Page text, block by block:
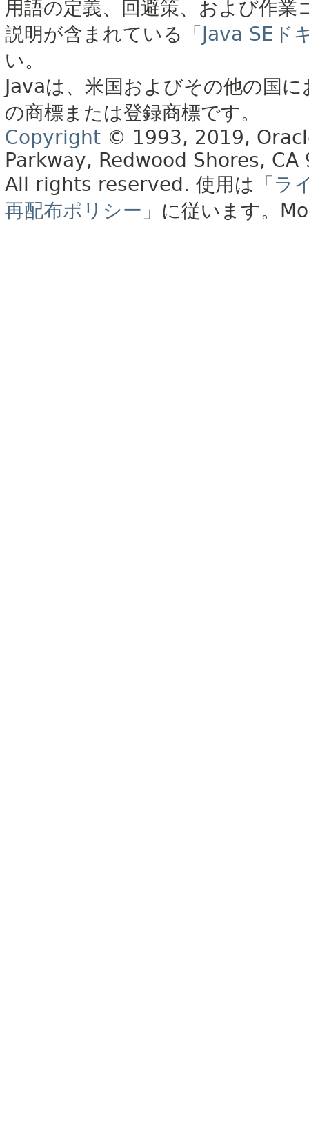
用語の定義、回避策、および作
説明が含まれている
「Java SE
い。
Javaは、米国およびその他の国
の商標または登録商標です。
Copyright © 1993, 2019,
Parkway, Redwood Shores, CA
All rights reserved. 使用は 「ラ
再配布ポリシー」 に従います。